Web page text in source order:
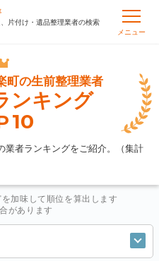
片付け・遺品整理業者の検索
メニュー
町の生前整理業者
ンキング
10
業者ランキングをご紹介。（集計
加味して順位を算出します
があります